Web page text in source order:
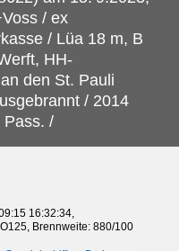
/ ex
/ Lüa 18 m, B
HH-
den St. Pauli
/ 2014
Pass. /
16:32:34,
Brennweite: 880/100